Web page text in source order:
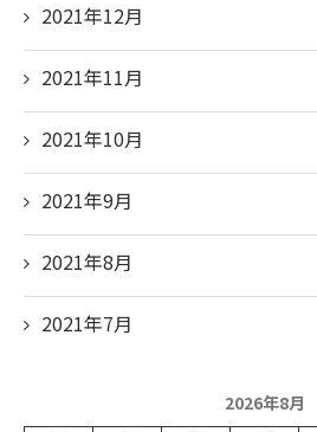
2021年12月
2021年11月
2021年10月
2021年9月
2021年8月
2021年7月
2026年8月